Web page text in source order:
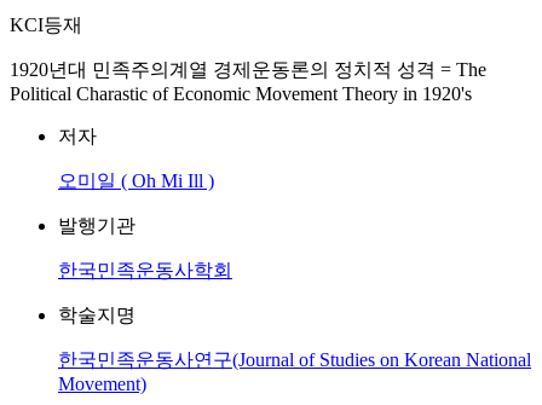
KCI등재
1920년대 민족주의계열 경제운동론의 정치적 성격 = The
Political Charastic of Economic Movement Theory in 1920's
저자
오미일 ( Oh Mi Ill )
발행기관
한국민족운동사학회
학술지명
한국민족운동사연구(Journal of Studies on Korean National
Movement)